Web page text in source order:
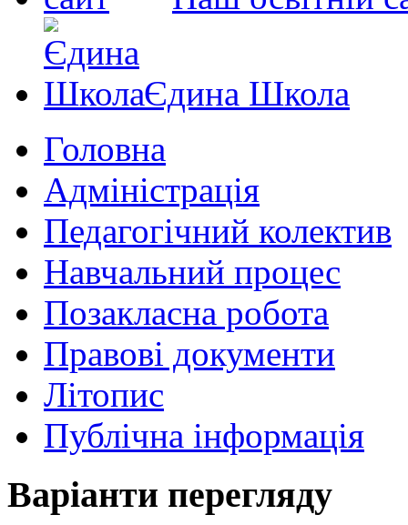
Єдина Школа
Головна
Адміністрація
Педагогічний колектив
Навчальний процес
Позакласна робота
Правові документи
Літопис
Публічна інформація
Варіанти перегляду